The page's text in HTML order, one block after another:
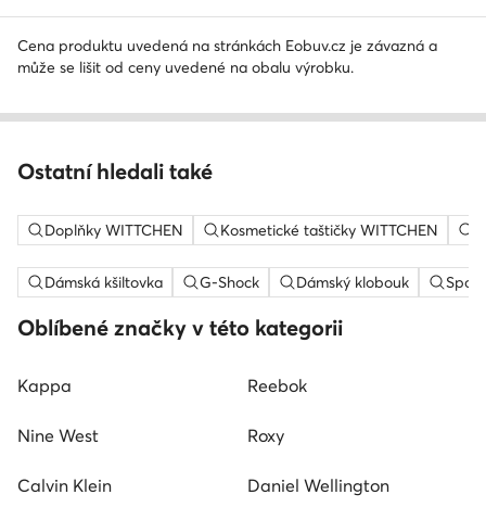
Cena produktu uvedená na stránkách Eobuv.cz je závazná a
může se lišit od ceny uvedené na obalu výrobku.
Ostatní hledali také
Doplňky WITTCHEN Kosmetické taštičky WITTCHEN
Dámská kšiltovka G-Shock Dámský klobouk
Oblíbené značky v této kategorii
Kappa Reebok
Nine West Roxy
Calvin Klein Daniel Wellington